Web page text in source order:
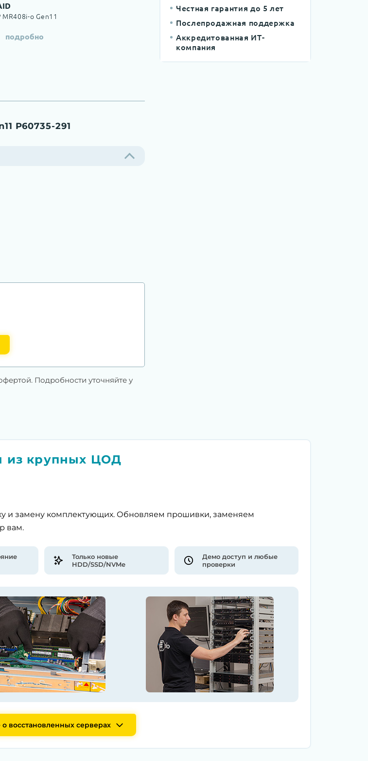
MR408i-o Gen11
подробно
P60735-291
Подробности уточняйте у
Честная гарантия до 5 лет
Послепродажная поддержка
Аккредитованная ИТ-
компания
из крупных ЦОД
и замену комплектующих. Обновляем прошивки, заменяем
вам.
Только новые
HDD/SSD/NVMe
Демо доступ и любые
проверки
восстановленных серверах